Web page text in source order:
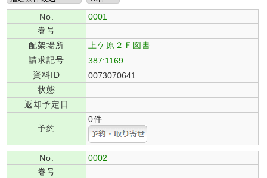
No.
0001
巻号
配架場所
上ケ原２Ｆ図書
請求記号
387:1169
資料ID
0073070641
状態
返却予定日
予約
0件
No.
0002
巻号